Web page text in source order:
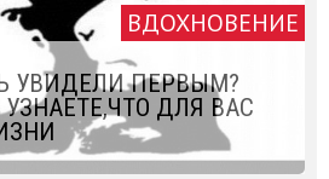
ВДОХНОВЕНИЕ
УВИДЕЛИ ПЕРВЫМ?
УЗНАЕТЕ,ЧТО ДЛЯ ВАС